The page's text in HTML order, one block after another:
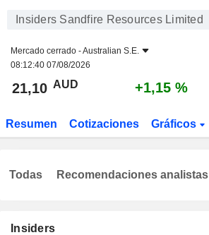
Insiders Sandfire Resources Limited
Mercado cerrado -Australian S.E.
08:12:40 07/08/2026
21,10 AUD +1,15 %
Resumen Cotizaciones Gráficos
Insiders
Todas Recomendaciones analistas